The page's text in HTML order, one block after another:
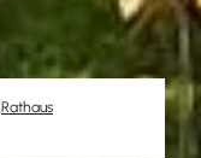
Rathaus